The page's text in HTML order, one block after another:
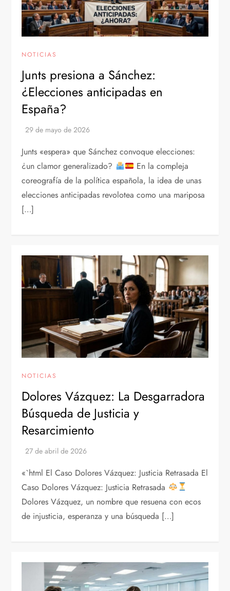
NOTICIAS
Junts presiona a Sánchez:
¿Elecciones anticipadas en
España?
Junts «espera» que Sánchez convoque elecciones:
¿un clamor generalizado?
En la compleja
coreografía de la política española, la idea de unas
elecciones anticipadas revolotea como una mariposa
[…]
NOTICIAS
Dolores Vázquez: La Desgarradora
Búsqueda de Justicia y
Resarcimiento
«`html El Caso Dolores Vázquez: Justicia Retrasada El
Caso Dolores Vázquez: Justicia Retrasada
Dolores Vázquez, un nombre que resuena con ecos
de injusticia, esperanza y una búsqueda […]